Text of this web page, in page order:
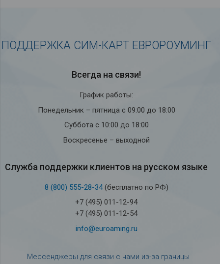
ПОДДЕРЖКА СИМ-КАРТ ЕВРОРОУМИНГ
Всегда на связи!
График работы:
Понедельник – пятница с 09:00 до 18:00
Суббота с 10:00 до 18:00
Воскресенье – выходной
Служба под­держки кли­ен­тов на рус­ском языке
8 (800) 555-28-34(бесплатно по РФ)
+7 (495) 011-12-94
+7 (495) 011-12-54
info@euroaming.ru
Мессенджеры для связи с нами из-за границы